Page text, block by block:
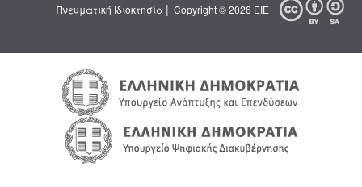
Πνευματική Ιδιοκτησία | Copyright © 2026 ΕΙΕ